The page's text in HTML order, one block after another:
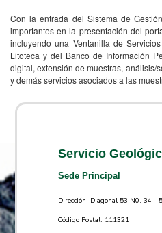
Con la entrada del Sistema de
importantes en la presentación del
incluyendo una Ventanilla de
Litoteca y del Banco de Información
digital, extensión de muestras, análisis/
y demás servicios asociados a las
Servicio
Sede Principal
Dirección: Diagonal 53 N0. 34 -
Código Postal: 111321